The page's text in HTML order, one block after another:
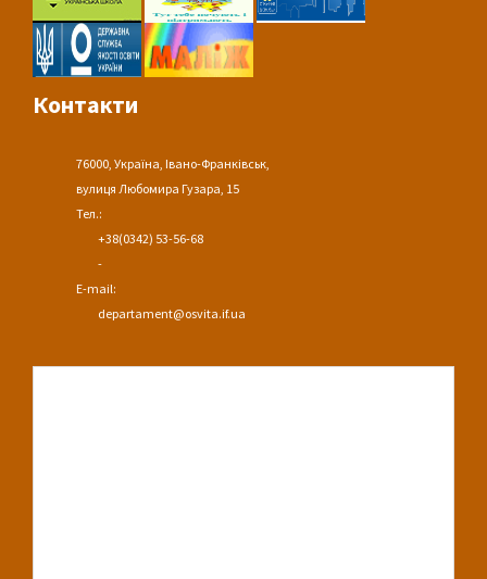
Контакти
76000, Україна, Івано-Франківськ,
вулиця Любомира Гузара, 15
Тел.:
+38(0342) 53-56-68
-
E-mail:
departament@osvita.if.ua